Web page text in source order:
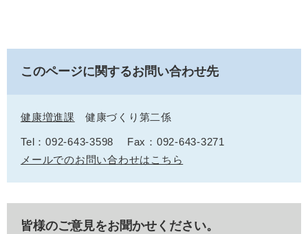
このページに関するお問い合わせ先
健康増進課 健康づくり第二係
Tel：092-643-3598
Fax：092-643-3271
メールでのお問い合わせはこちら
皆様のご意見をお聞かせください。